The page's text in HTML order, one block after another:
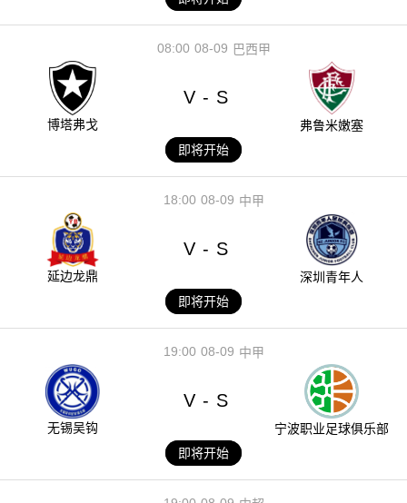
08-09
08:00 巴西甲
博塔弗戈
V - S
弗鲁米嫩塞
即将开始
08-09
18:00 中甲
延边龙鼎
V - S
深圳青年人
即将开始
08-09
19:00 中甲
无锡吴钩
V - S
宁波职业足球俱乐部
即将开始